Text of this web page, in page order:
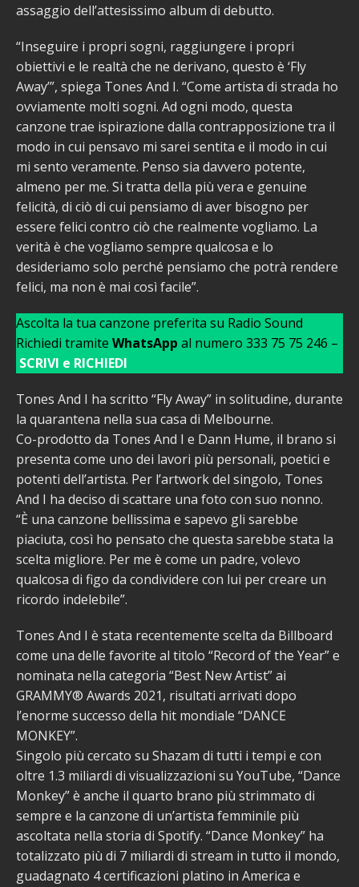
assaggio dell’attesissimo album di debutto.
“Inseguire i propri sogni, raggiungere i propri
obiettivi e le realtà che ne derivano, questo è ‘Fly
Away’”, spiega Tones And I. “Come artista di strada ho
ovviamente molti sogni. Ad ogni modo, questa
canzone trae ispirazione dalla contrapposizione tra il
modo in cui pensavo mi sarei sentita e il modo in cui
mi sento veramente. Penso sia davvero potente,
almeno per me. Si tratta della più vera e genuine
felicità, di ciò di cui pensiamo di aver bisogno per
essere felici contro ciò che realmente vogliamo. La
verità è che vogliamo sempre qualcosa e lo
desideriamo solo perché pensiamo che potrà rendere
felici, ma non è mai così facile”.
Ascolta la tua canzone preferita su Radio Sound
Richiedi tramite WhatsApp al numero 333 75 75 246 –
SCRIVI e RICHIEDI
Tones And I ha scritto “Fly Away” in solitudine, durante
la quarantena nella sua casa di Melbourne.
Co-prodotto da Tones And I e Dann Hume, il brano si
presenta come uno dei lavori più personali, poetici e
potenti dell’artista. Per l’artwork del singolo, Tones
And I ha deciso di scattare una foto con suo nonno.
“È una canzone bellissima e sapevo gli sarebbe
piaciuta, così ho pensato che questa sarebbe stata la
scelta migliore. Per me è come un padre, volevo
qualcosa di figo da condividere con lui per creare un
ricordo indelebile”.
Tones And I è stata recentemente scelta da Billboard
come una delle favorite al titolo “Record of the Year” e
nominata nella categoria “Best New Artist” ai
GRAMMY® Awards 2021, risultati arrivati dopo
l’enorme successo della hit mondiale “DANCE
MONKEY”.
Singolo più cercato su Shazam di tutti i tempi e con
oltre 1.3 miliardi di visualizzazioni su YouTube, “Dance
Monkey” è anche il quarto brano più strimmato di
sempre e la canzone di un’artista femminile più
ascoltata nella storia di Spotify. “Dance Monkey” ha
totalizzato più di 7 miliardi di stream in tutto il mondo,
guadagnato 4 certificazioni platino in America e